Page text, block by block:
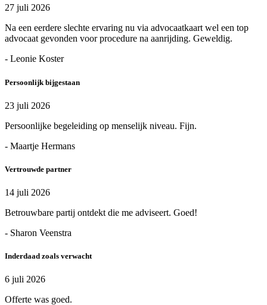
27 juli 2026
Na een eerdere slechte ervaring nu via advocaatkaart wel een top
advocaat gevonden voor procedure na aanrijding. Geweldig.
- Leonie Koster
Persoonlijk bijgestaan
23 juli 2026
Persoonlijke begeleiding op menselijk niveau. Fijn.
- Maartje Hermans
Vertrouwde partner
14 juli 2026
Betrouwbare partij ontdekt die me adviseert. Goed!
- Sharon Veenstra
Inderdaad zoals verwacht
6 juli 2026
Offerte was goed.